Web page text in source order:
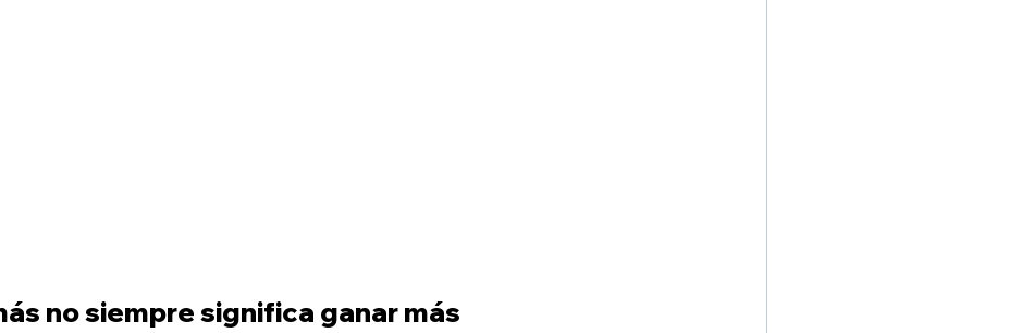
no siempre significa ganar más